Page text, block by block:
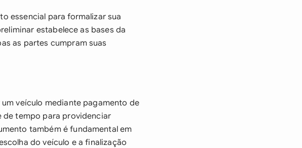
essencial para formalizar sua
estabelece as bases da
as partes cumpram suas
veículo mediante pagamento de
de tempo para providenciar
também é fundamental em
do veículo e a finalização